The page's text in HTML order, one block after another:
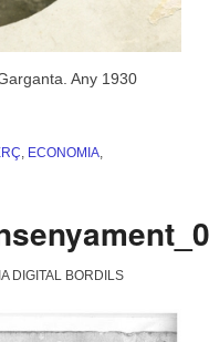
Any 1930
, ECONOMIA,
DIGITAL BORDILS